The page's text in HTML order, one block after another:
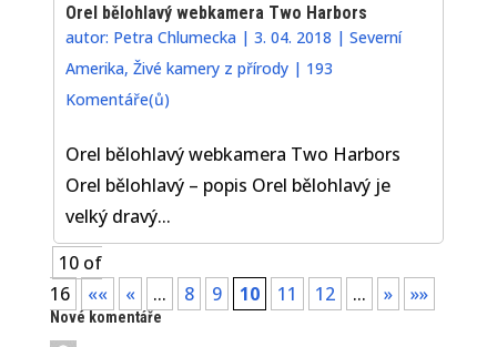
Orel bělohlavý webkamera Two Harbors
autor: Petra Chlumecka |3. 04. 2018 |Severní
Amerika,Živé kamery z přírody | 193
Komentáře(ů)
Orel bělohlavý webkamera Two Harbors
Orel bělohlavý – popis Orel bělohlavý je
velký dravý...
10 of
16
«« « ... 8 9 10 11 12 ... » »»
Nové komentáře